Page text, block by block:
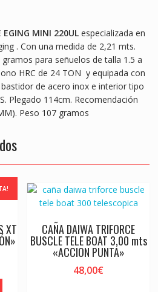
g
er
EGING MINI 220ULespecializada en
. Con una medida de 2,21 mts.
para señuelos de talla 1.5 a
HRC de 24 TON y equipada con
de acero inox e interior tipo
Plegado 114cm. Recomendación
Peso 107 gramos
XT CAÑA DAIWA TRIFORCE
BUSCLE TELE BOAT 3,00 mts
«ACCION PUNTA»
48,00€